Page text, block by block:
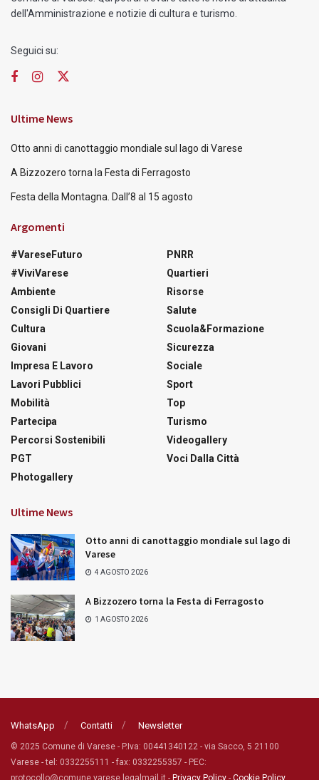
dell'Amministrazione e notizie di cultura e turismo.
Seguici su:
Ultime News
Otto anni di canottaggio mondiale sul lago di Varese
A Bizzozero torna la Festa di Ferragosto
Festa della Montagna. Dall’8 al 15 agosto
Argomenti
#VareseFuturo
#ViviVarese
Ambiente
Consigli Di Quartiere
Cultura
Giovani
Impresa E Lavoro
Lavori Pubblici
Mobilità
Partecipa
Percorsi Sostenibili
PGT
Photogallery
PNRR
Quartieri
Risorse
Salute
Scuola&Formazione
Sicurezza
Sociale
Sport
Top
Turismo
Videogallery
Voci Dalla Città
Ultime News
Otto anni di canottaggio mondiale sul lago di
Varese
4 AGOSTO 2026
A Bizzozero torna la Festa di Ferragosto
1 AGOSTO 2026
WhatsApp Contatti Newsletter
© 2025 Comune di Varese - P.Iva: 00441340122 - via Sacco, 5 21100
Varese - tel: 0332255111 - fax: 0332255357 - PEC:
protocollo@comune.varese.legalmail.it - Privacy Policy - Cookie Policy